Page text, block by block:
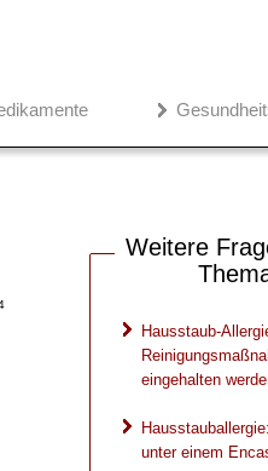
Weitere
Hausstaub-
eingehalten
unter einem